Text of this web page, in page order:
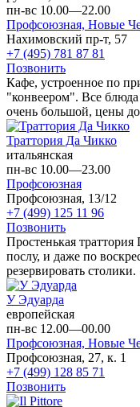
пн-вс 10.00—22.00
Профсоюзная, Новые
Нахимовский пр-т, 57
+7 (495) 781 87 81
Позвонить
Кафе, устроенное по
"конвеером". Все
очень большой, цены
Траттория Да Чикко
итальянская
пн-вс 10.00—23.00
Профсоюзная
Профсоюзная, 13/12
+7 (499) 125 11 96
Позвонить
Простенькая
послу, и даже по
резервировать столики.
У Эдуарда
европейская
пн-вс 12.00—00.00
Профсоюзная, Новые
Профсоюзная, 27, к. 1
+7 (499) 128 85 71
Позвонить